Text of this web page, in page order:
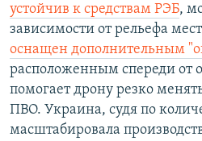
устойчив к средствам РЭБ,
зависимости от рельефа
оснащен дополнительным
расположенным спереди от
помогает дрону резко
ПВО. Украина, судя по
масштабировала